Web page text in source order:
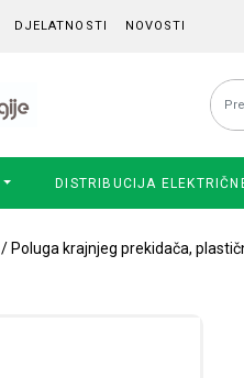
DJELATNOSTI NOVOSTI
DISTRIBUCIJA
/ Poluga krajnjeg prekidača,